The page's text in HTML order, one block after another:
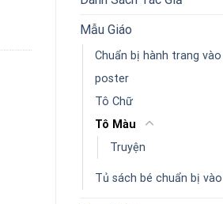
Mẫu Giáo
Chuẩn bị hành trang
poster
Tô Chữ
Tô Màu
Truyện
Tủ sách bé chuẩn bị